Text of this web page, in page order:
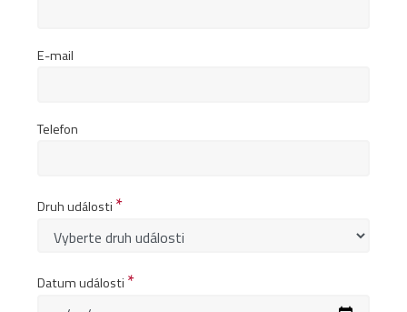
E-mail
Telefon
Druh události *
Datum události *